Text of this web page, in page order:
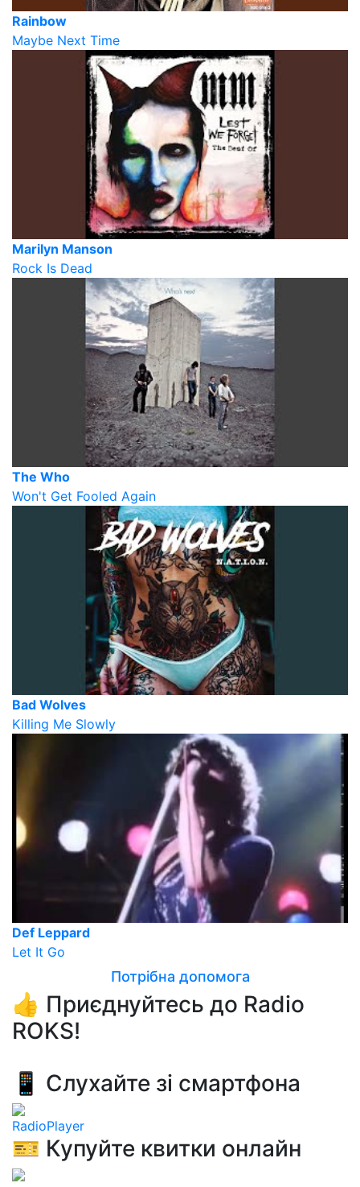
Rainbow
Maybe Next Time
Marilyn Manson
Rock Is Dead
The Who
Won't Get Fooled Again
Bad Wolves
Killing Me Slowly
Def Leppard
Let It Go
Потрібна допомога
👍 Приєднуйтесь до Radio
ROKS!
📱 Слухайте зі смартфона
RadioPlayer
🎫 Купуйте квитки онлайн